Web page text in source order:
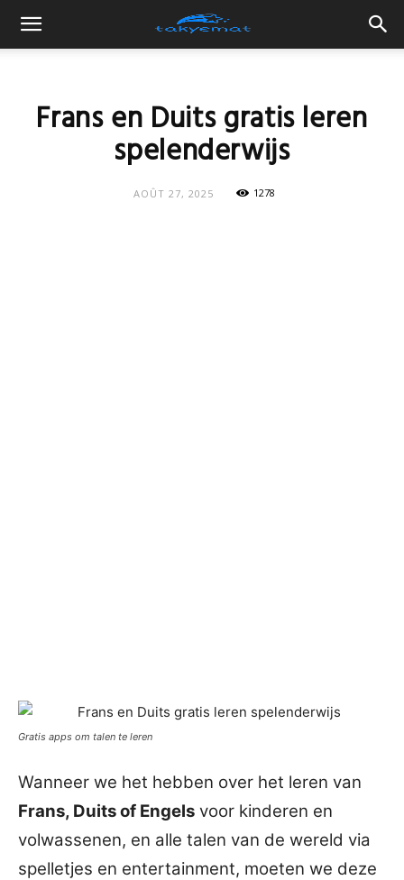
Frans en Duits gratis leren
spelenderwijs
AOÛT 27, 2025 1278
Gratis apps om talen te leren
Wanneer we het hebben over het leren van
Frans, Duits of Engels voor kinderen en
volwassenen, en alle talen van de wereld via
spelletjes en entertainment, moeten we deze